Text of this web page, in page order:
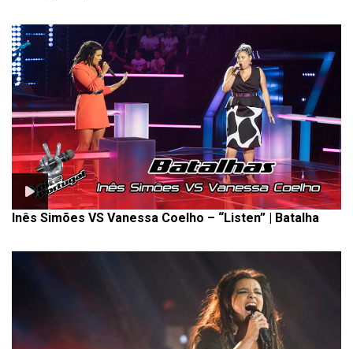
Inês Simões VS Vanessa Coelho – “Listen” | Batalha